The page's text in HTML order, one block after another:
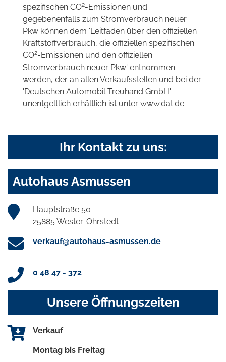
spezifischen CO2-Emissionen und
gegebenenfalls zum Stromverbrauch neuer
Pkw können dem 'Leitfaden über den offiziellen
Kraftstoffverbrauch, die offiziellen spezifischen
CO2-Emissionen und den offiziellen
Stromverbrauch neuer Pkw' entnommen
werden, der an allen Verkaufsstellen und bei der
'Deutschen Automobil Treuhand GmbH'
unentgeltlich erhältlich ist unter www.dat.de.
Ihr Kontakt zu uns:
Autohaus Asmussen
Hauptstraße 50
25885 Wester-Ohrstedt
verkauf@autohaus-asmussen.de
0 48 47 - 372
Unsere Öffnungszeiten
Verkauf
Montag bis Freitag